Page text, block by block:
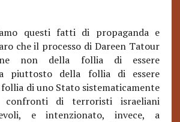
questi fatti di propaganda e
che il processo di Dareen Tatour
non della follia di essere
piuttosto della follia di essere
follia di uno Stato sistematicamente
di terroristi israeliani
e intenzionato, invece, a